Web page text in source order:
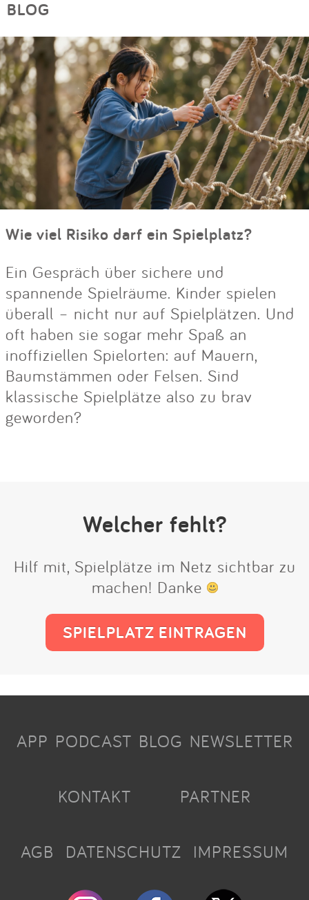
BLOG
Wie viel Risiko darf ein Spielplatz?
Ein Gespräch über sichere und
spannende Spielräume. Kinder spielen
überall – nicht nur auf Spielplätzen. Und
oft haben sie sogar mehr Spaß an
inoffiziellen Spielorten: auf Mauern,
Baumstämmen oder Felsen. Sind
klassische Spielplätze also zu brav
geworden?
Welcher fehlt?
Hilf mit, Spielplätze im Netz sichtbar zu
machen! Danke
SPIELPLATZ EINTRAGEN
APP PODCAST BLOG NEWSLETTER
KONTAKT PARTNER
AGB DATENSCHUTZ IMPRESSUM